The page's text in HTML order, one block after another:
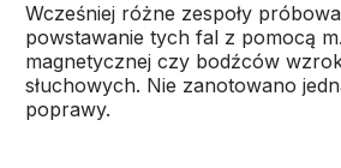
Wcześniej różne zespoły
powstawanie tych fal z pomocą
magnetycznej czy bodźców
słuchowych. Nie zanotowano
poprawy.